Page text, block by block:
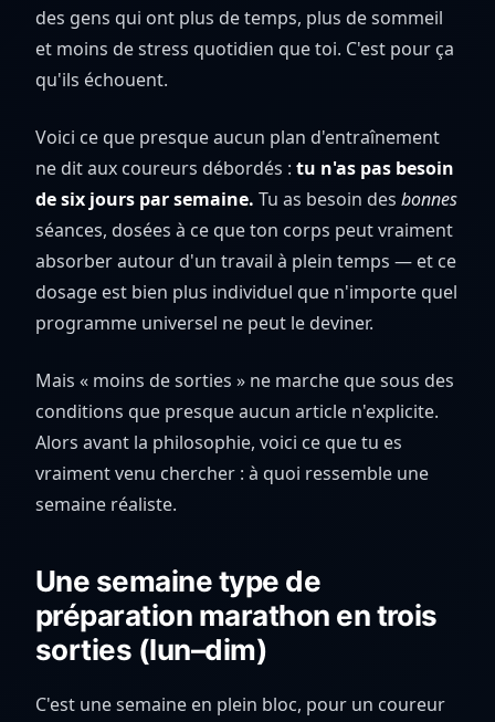
des gens qui ont plus de temps, plus de sommeil
et moins de stress quotidien que toi. C'est pour ça
qu'ils échouent.
Voici ce que presque aucun plan d'entraînement
ne dit aux coureurs débordés : tu n'as pas besoin
de six jours par semaine. Tu as besoin des bonnes
séances, dosées à ce que ton corps peut vraiment
absorber autour d'un travail à plein temps — et ce
dosage est bien plus individuel que n'importe quel
programme universel ne peut le deviner.
Mais « moins de sorties » ne marche que sous des
conditions que presque aucun article n'explicite.
Alors avant la philosophie, voici ce que tu es
vraiment venu chercher : à quoi ressemble une
semaine réaliste.
Une semaine type de
préparation marathon en trois
sorties (lun–dim)
C'est une semaine en plein bloc, pour un coureur